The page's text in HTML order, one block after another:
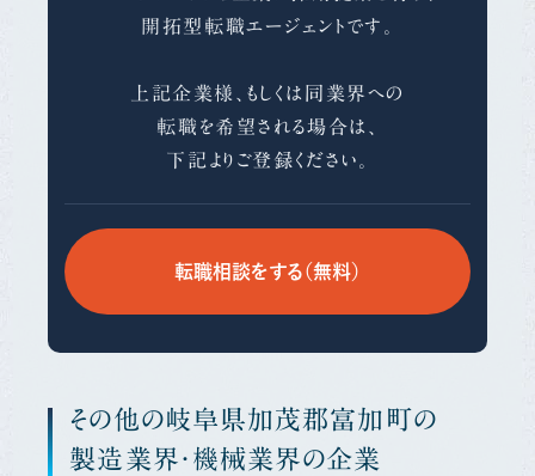
開拓型転職エージェントです。
上記企業様、もしくは同業界への
転職を希望される場合は、
下記よりご登録ください。
転職相談をする（無料）
その他の岐阜県加茂郡富加町の
製造業界・機械業界の企業